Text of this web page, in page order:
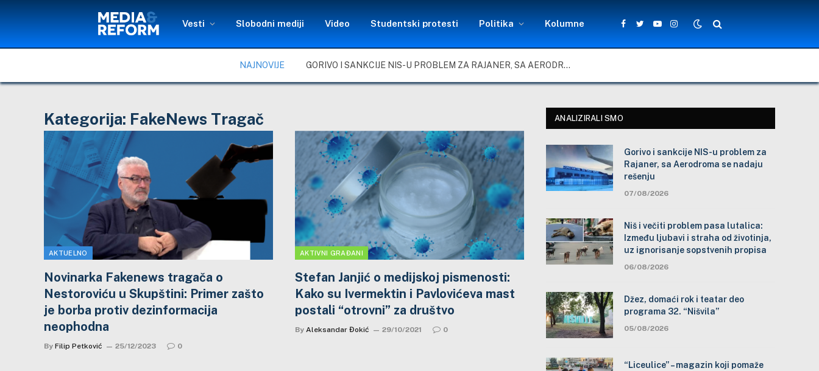
Vesti Slobodni mediji Video Studentski protesti Politika Kolumne
Facebook
TwitterYouTubeInstagram
NAJNOVIJE GORIVO I SANKCIJE NIS-U PROBLEM ZA RAJANER, SA AERODROMA SE NADAJU REŠENJU
Kategorija: FakeNews Tragač
AKTUELNO
Novinarka Fakenews tragača o
Nestoroviću u Skupštini: Primer zašto
je borba protiv dezinformacija
neophodna
By Filip Petković 25/12/2023 0
AKTIVNI GRAĐANI
Stefan Janjić o medijskoj pismenosti:
Kako su Ivermektin i Pavlovićeva mast
postali “otrovni” za društvo
By Aleksandar Đokić 29/10/2021 0
ANALIZIRALI SMO
Gorivo i sankcije NIS-u problem za
Rajaner, sa Aerodroma se nadaju
rešenju
07/08/2026
Niš i večiti problem pasa lutalica:
Između ljubavi i straha od životinja,
uz ignorisanje sopstvenih propisa
06/08/2026
Džez, domaći rok i teatar deo
programa 32. “Nišvila”
05/08/2026
“Liceulice” – magazin koji pomaže